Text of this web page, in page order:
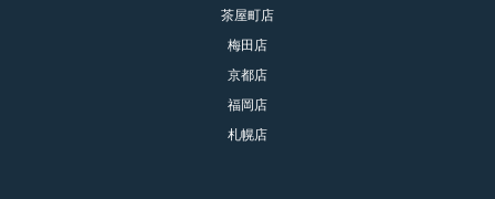
茶屋町店
梅田店
京都店
福岡店
札幌店